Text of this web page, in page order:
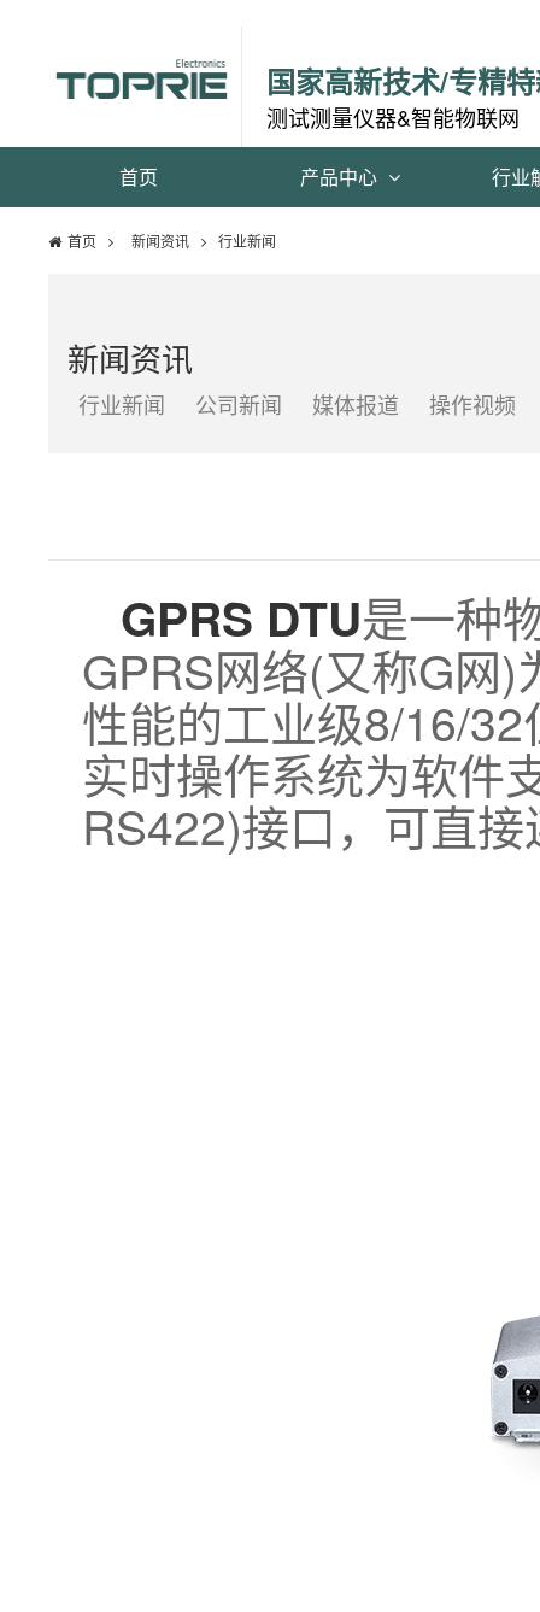
国家高新技术/专精
测试测量仪器&智能物联网
首页 产品中心 行业
首页 新闻资讯 行业新闻
新闻资讯
行业新闻 公司新闻 媒体报道 操作视频
GPRS DTU是一种
GPRS网络(又称G网
性能的工业级8/16/
实时操作系统为软件
RS422)接口，可直